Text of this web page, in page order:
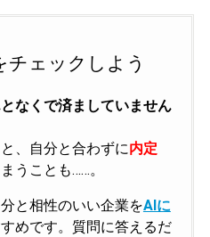
チェックしよう
なくで済ましていません
、自分と合わずに内定
うことも……。
と相性のいい企業をAIに
めです。質問に答えるだ